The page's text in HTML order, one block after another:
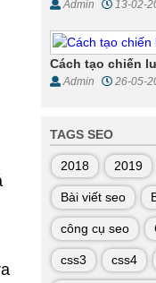
Admin 13-02-
Cách tạo chiến
Admin 26-05-
TAGS SEO
2018 2019
Bài viết seo
công cụ seo
css3 css4